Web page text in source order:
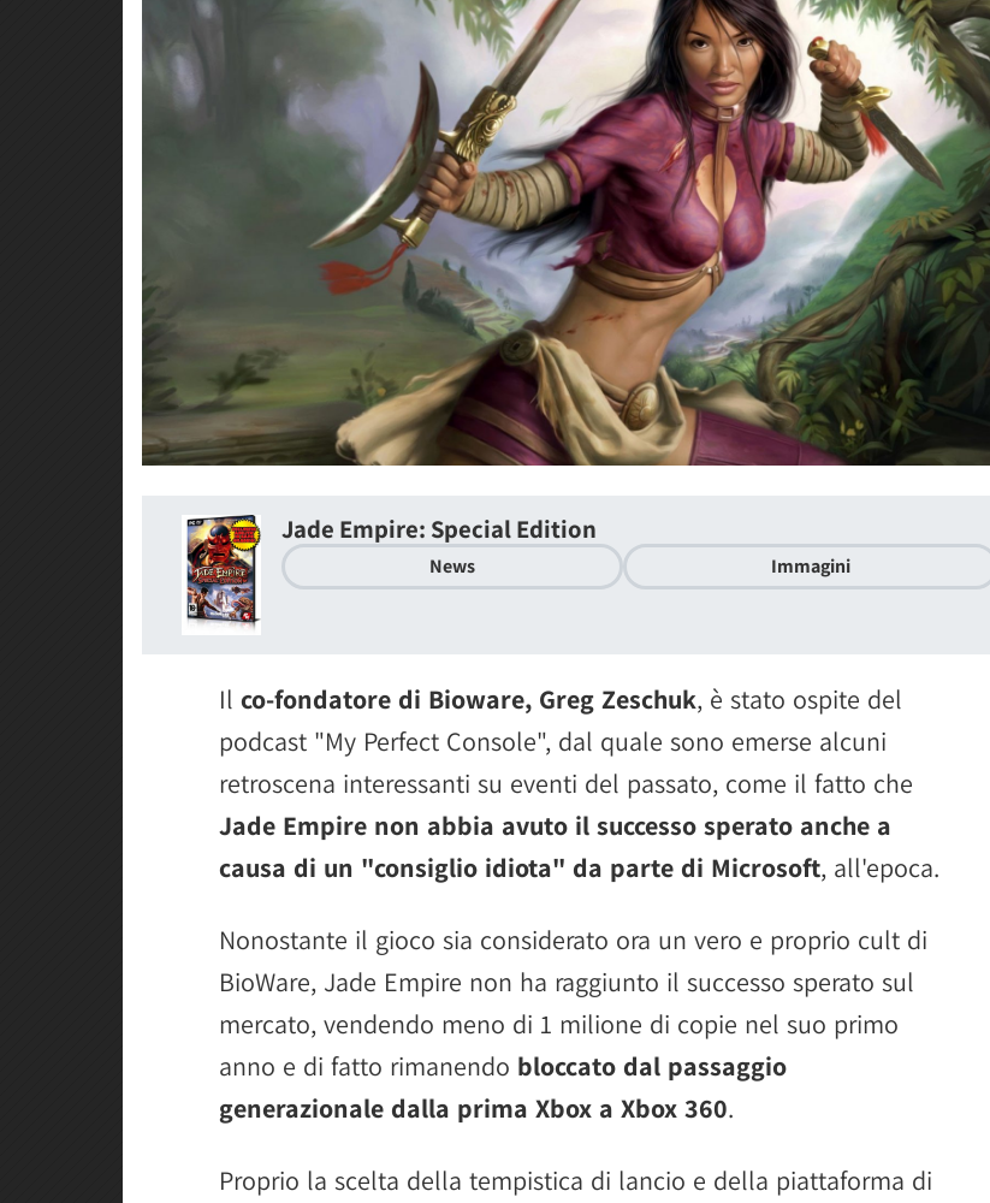
Jade Empire: Special Edition
News Immagini
Il co-fondatore di Bioware, Greg Zeschuk, è stato ospite del
podcast "My Perfect Console", dal quale sono emerse alcuni
retroscena interessanti su eventi del passato, come il fatto che
Jade Empire non abbia avuto il successo sperato anche a
causa di un "consiglio idiota" da parte di Microsoft, all'epoca.
Nonostante il gioco sia considerato ora un vero e proprio cult di
BioWare, Jade Empire non ha raggiunto il successo sperato sul
mercato, vendendo meno di 1 milione di copie nel suo primo
anno e di fatto rimanendo bloccato dal passaggio
generazionale dalla prima Xbox a Xbox 360.
Proprio la scelta della tempistica di lancio e della piattaforma di